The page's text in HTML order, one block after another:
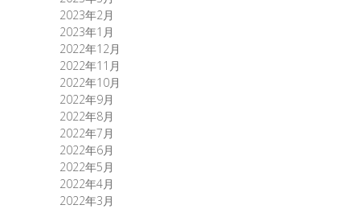
2023年2月
2023年1月
2022年12月
2022年11月
2022年10月
2022年9月
2022年8月
2022年7月
2022年6月
2022年5月
2022年4月
2022年3月